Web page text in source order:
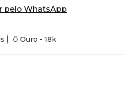
pelo WhatsApp
Ouro - 18k